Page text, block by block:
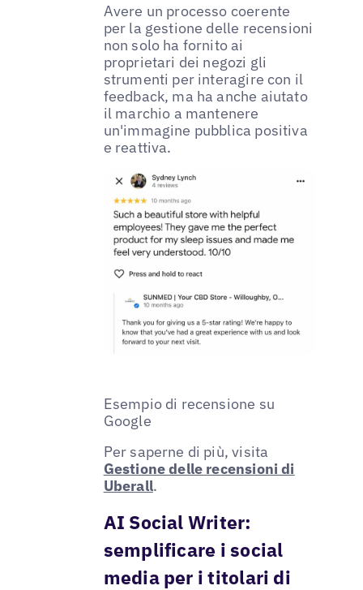
Avere un processo coerente
per la gestione delle recensioni
non solo ha fornito ai
proprietari dei negozi gli
strumenti per interagire con il
feedback, ma ha anche aiutato
il marchio a mantenere
un'immagine pubblica positiva
e reattiva.
Esempio di recensione su
Google
Per saperne di più, visita
Gestione delle recensioni di
Uberall.
AI Social Writer:
semplificare i social
media per i titolari di